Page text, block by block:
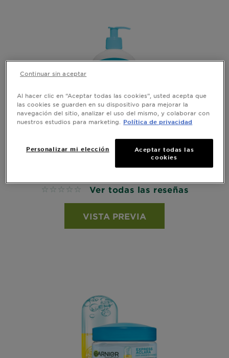
GARNIER EXPRESS ACLARA
GENTLE CLEANSER ANTI ACNÉ
No reviews Ver todas las reseñas
VISTA PREVIA
Al hacer clic en “Aceptar todas las cookies”, usted acepta que
las cookies se guarden en su dispositivo para mejorar la
navegación del sitio, analizar el uso del mismo, y colaborar con
nuestros estudios para marketing.
Política de privacidad
Personalizar mi elección
Aceptar todas las
cookies
Continuar sin aceptar